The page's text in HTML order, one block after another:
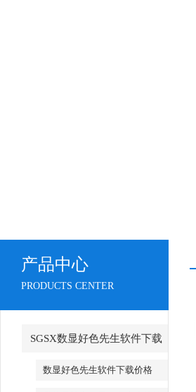
产品中心
PRODUCTS CENTER
SGSX数显好色先生软件下载
_SGSX数显好色先生软件下载
数显好色先生软件下载价格